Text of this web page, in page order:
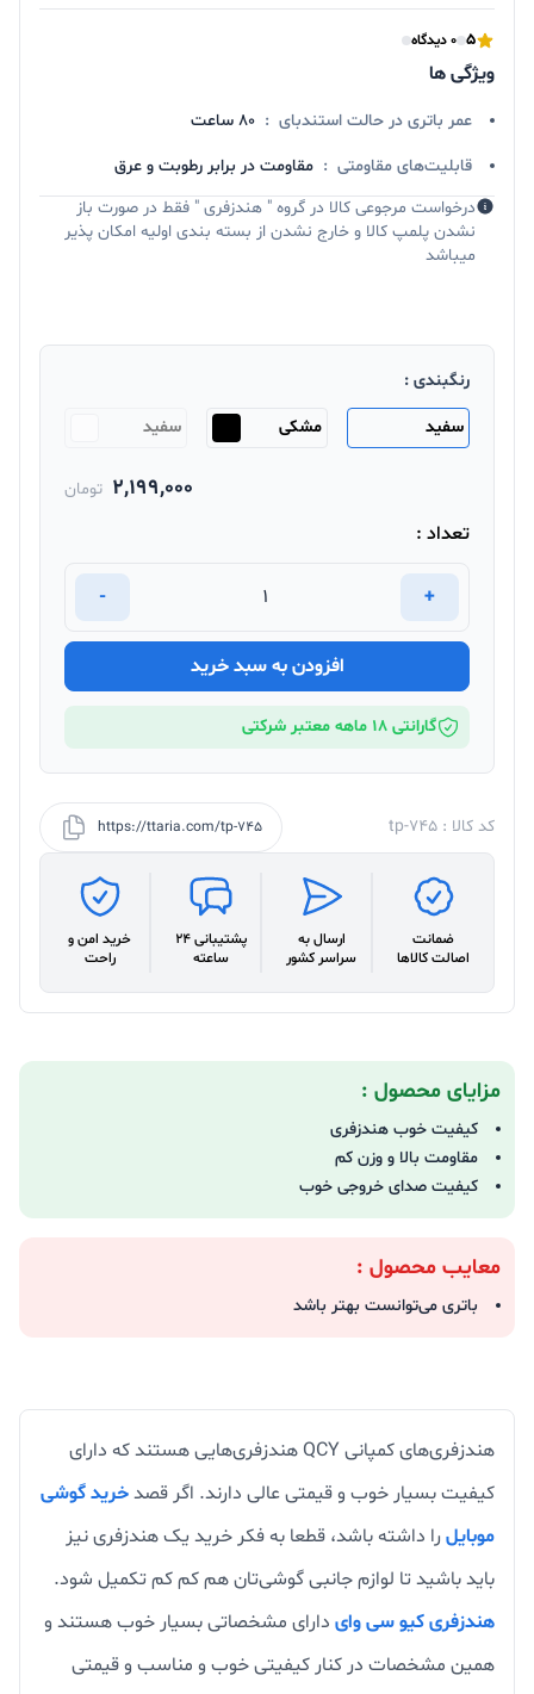
5 0 دیدگاه
ویژگی ها
عمر باتری در حالت استندبای : 80 ساعت
قابلیت‌های مقاومتی : مقاومت در برابر رطوبت و عرق
درخواست مرجوعی کالا در گروه " هندزفری " فقط در صورت باز
نشدن پلمپ کالا و خارج نشدن از بسته بندی اولیه امکان پذیر
میباشد
رنگبندی :
سفید مشکی سفید
2,199,000 تومان
تعداد :
+
-
افزودن به سبد خرید
گارانتی 18 ماهه معتبر شرکتی
کد کالا : tp-745 https://ttaria.com/tp-745
ضمانت
اصالت کالاها
ارسال به
سراسر کشور
پشتیبانی 24
ساعته
خرید امن و
راحت
مزایای محصول :
کیفیت خوب هندزفری
مقاومت بالا و وزن کم
کیفیت صدای خروجی خوب
معایب محصول :
باتری می‌توانست بهتر باشد
هندزفری‌های کمپانی QCY هندزفری‌هایی هستند که دارای
کیفیت بسیار خوب و قیمتی عالی دارند. اگر قصدخرید گوشی
موبایل را داشته باشد، قطعا به فکر خرید یک هندزفری نیز
باید باشید تا لوازم جانبی گوشی‌تان هم کم کم تکمیل شود.
هندزفری کیو سی وای دارای مشخصاتی بسیار خوب هستند و
همین مشخصات در کنار کیفیتی خوب و مناسب و قیمتی